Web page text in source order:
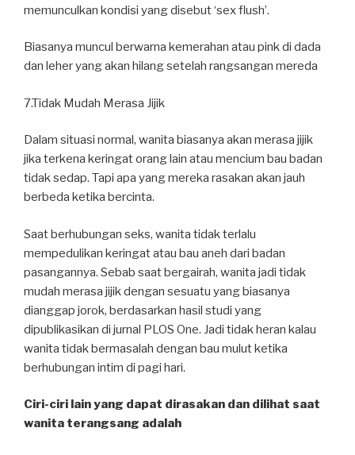
memunculkan kondisi yang disebut ‘sex flush’.
Biasanya muncul berwarna kemerahan atau pink di dada
dan leher yang akan hilang setelah rangsangan mereda
7.Tidak Mudah Merasa Jijik
Dalam situasi normal, wanita biasanya akan merasa jijik
jika terkena keringat orang lain atau mencium bau badan
tidak sedap. Tapi apa yang mereka rasakan akan jauh
berbeda ketika bercinta.
Saat berhubungan seks, wanita tidak terlalu
mempedulikan keringat atau bau aneh dari badan
pasangannya. Sebab saat bergairah, wanita jadi tidak
mudah merasa jijik dengan sesuatu yang biasanya
dianggap jorok, berdasarkan hasil studi yang
dipublikasikan di jurnal PLOS One. Jadi tidak heran kalau
wanita tidak bermasalah dengan bau mulut ketika
berhubungan intim di pagi hari.
Ciri-ciri lain yang dapat dirasakan dan dilihat saat
wanita terangsang adalah